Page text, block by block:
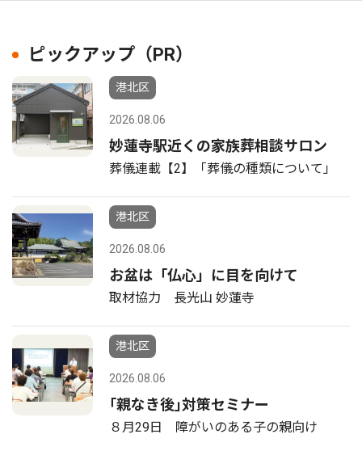
ピックアップ（PR）
港北区
2026.08.06
妙蓮寺駅近くの家族葬相談サロン
葬儀連載【2】「葬儀の種類について」
港北区
2026.08.06
お盆は「仏心」に目を向けて
取材協力 長光山 妙蓮寺
港北区
2026.08.06
｢親なき後｣対策セミナー
８月29日 障がいのある子の親向け